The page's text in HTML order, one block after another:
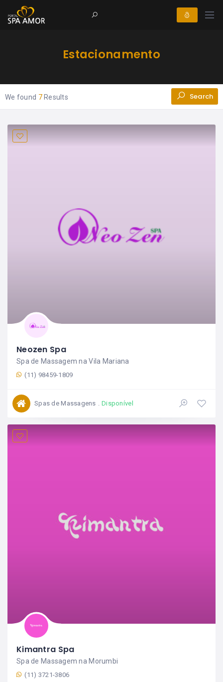
Estacionamento
We found 7 Results Search
Neozen Spa
Spa de Massagem na Vila Mariana
(11) 98459-1809
Spas de Massagens Disponível
Kimantra Spa
Spa de Massagem na Morumbi
(11) 3721-3806